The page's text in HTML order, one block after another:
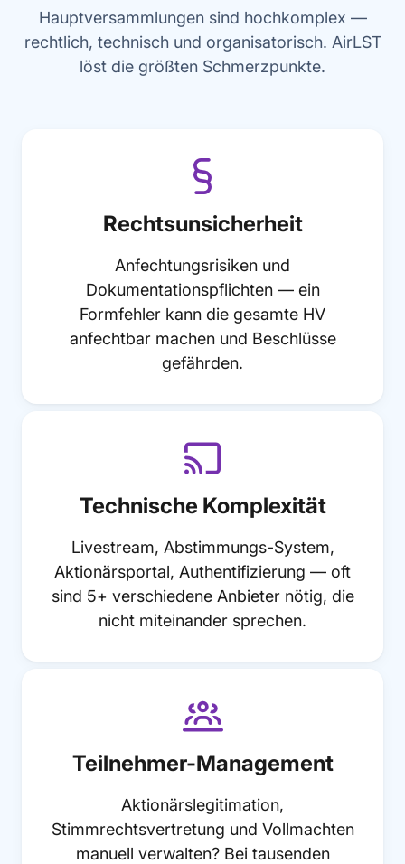
Hauptversammlungen sind hochkomplex —
rechtlich, technisch und organisatorisch. AirLST
löst die größten Schmerzpunkte.

Rechtsunsicherheit
Anfechtungsrisiken und
Dokumentationspflichten — ein
Formfehler kann die gesamte HV
anfechtbar machen und Beschlüsse
gefährden.

Technische Komplexität
Livestream, Abstimmungs-System,
Aktionärsportal, Authentifizierung — oft
sind 5+ verschiedene Anbieter nötig, die
nicht miteinander sprechen.

Teilnehmer-Management
Aktionärslegitimation,
Stimmrechtsvertretung und Vollmachten
manuell verwalten? Bei tausenden